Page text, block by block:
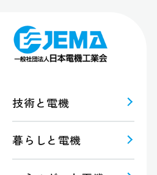
技術と電機
暮らしと電機
ギー